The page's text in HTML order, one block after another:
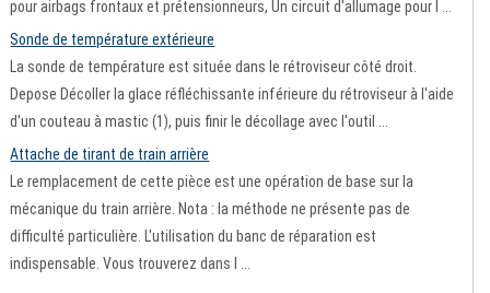
pour airbags frontaux et prétensionneurs, Un circuit d'allumage pour l ...
Sonde de température extérieure
La sonde de température est située dans le rétroviseur côté droit.
Depose Décoller la glace réfléchissante inférieure du rétroviseur à l'aide
d'un couteau à mastic (1), puis finir le décollage avec l'outil ...
Attache de tirant de train arrière
Le remplacement de cette pièce est une opération de base sur la
mécanique du train arrière. Nota : la méthode ne présente pas de
difficulté particulière. L'utilisation du banc de réparation est
indispensable. Vous trouverez dans l ...